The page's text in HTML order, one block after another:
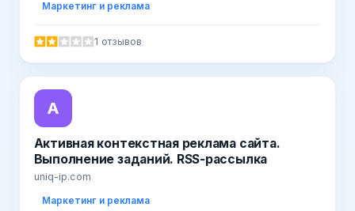
Маркетинг и реклама
1 отзывов
А
Активная контекстная реклама сайта.
Выполнение заданий. RSS-рассылка
uniq-ip.com
Маркетинг и реклама